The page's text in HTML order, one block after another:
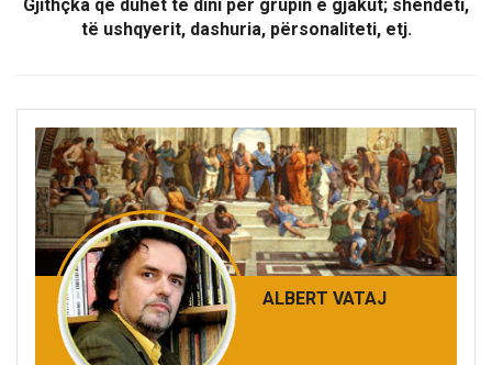
Gjithçka që duhet të dini për grupin e gjakut; shëndeti,
të ushqyerit, dashuria, përsonaliteti, etj.
ALBERT VATAJ